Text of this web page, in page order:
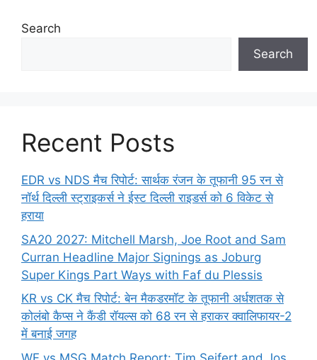
Search
Search
Recent Posts
EDR vs NDS मैच रिपोर्ट: सार्थक रंजन के तूफानी 95 रन से
नॉर्थ दिल्ली स्ट्राइकर्स ने ईस्ट दिल्ली राइडर्स को 6 विकेट से
हराया
SA20 2027: Mitchell Marsh, Joe Root and Sam
Curran Headline Major Signings as Joburg
Super Kings Part Ways with Faf du Plessis
KR vs CK मैच रिपोर्ट: बेन मैकडरमॉट के तूफानी अर्धशतक से
कोलंबो कैप्स ने कैंडी रॉयल्स को 68 रन से हराकर क्वालिफायर-2
में बनाई जगह